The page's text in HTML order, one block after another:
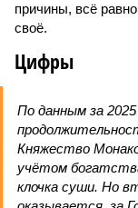
причины, всё
своё.
Цифры
По данным за 2025
Княжество
учётом
клочка суши. Но